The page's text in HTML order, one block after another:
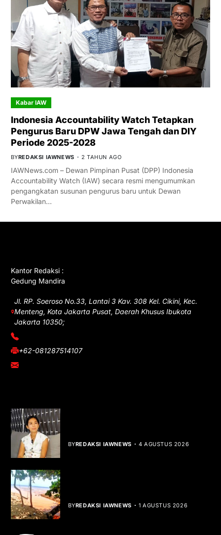
Kabar IAW
Indonesia Accountability Watch Tetapkan
Pengurus Baru DPW Jawa Tengah dan DIY
Periode 2025-2028
BYREDAKSI IAWNEWS 2 TAHUN AGO
IAWNews.com – Dewan Pimpinan Pusat (DPP) Indonesia
Accountability Watch (IAW) secara resmi mengumumkan
pengangkatan susunan pengurus baru untuk Dewan
Perwakilan…
Kantor Redaksi :
Gedung Mandira
Jl. RP. Soeroso No.33, Lantai 3 Kav. 308 Kel. Cikini, Kec.
Menteng, Kota Jakarta Pusat, Daerah Khusus Ibukota
Jakarta 10350;
(021) 3908026
+62-081287514107
adm@iawnews.com
BYREDAKSI IAWNEWS 4 AGUSTUS 2026
BYREDAKSI IAWNEWS 1 AGUSTUS 2026